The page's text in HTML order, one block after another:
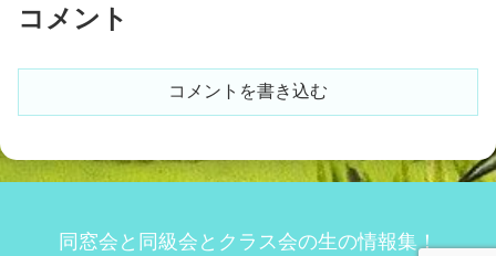
コメント
コメントを書き込む
同窓会と同級会とクラス会の生の情報集！